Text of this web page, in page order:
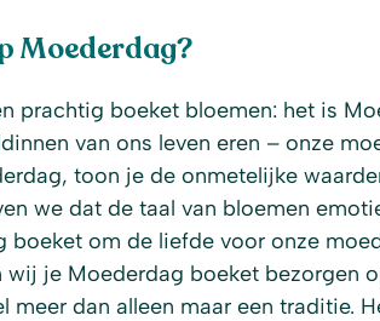
Moederdag?
prachtig boeket bloemen: het is
van ons leven eren – onze
toon je de onmetelijke
we dat de taal van bloemen
boeket om de liefde voor onze
je Moederdag boeket bezorgen
dan alleen maar een traditie.